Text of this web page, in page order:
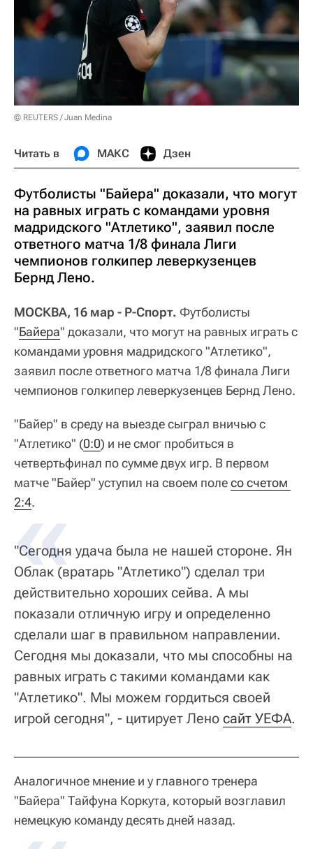
© REUTERS / Juan Medina
Читать в МАКС Дзен
Футболисты "Байера" доказали, что могут
на равных играть с командами уровня
мадридского "Атлетико", заявил после
ответного матча 1/8 финала Лиги
чемпионов голкипер леверкузенцев
Бернд Лено.
МОСКВА, 16 мар - Р-Спорт. Футболисты
"Байера" доказали, что могут на равных играть с
командами уровня мадридского "Атлетико",
заявил после ответного матча 1/8 финала Лиги
чемпионов голкипер леверкузенцев Бернд Лено.
"Байер" в среду на выезде сыграл вничью с
"Атлетико" (0:0) и не смог пробиться в
четвертьфинал по сумме двух игр. В первом
матче "Байер" уступил на своем полесо счетом
2:4.
"Сегодня удача была не нашей стороне. Ян
Облак (вратарь "Атлетико") сделал три
действительно хороших сейва. А мы
показали отличную игру и определенно
сделали шаг в правильном направлении.
Сегодня мы доказали, что мы способны на
равных играть с такими командами как
"Атлетико". Мы можем гордиться своей
игрой сегодня", - цитирует Лено сайт УЕФА.
Аналогичное мнение и у главного тренера
"Байера" Тайфуна Коркута, который возглавил
немецкую команду десять дней назад.